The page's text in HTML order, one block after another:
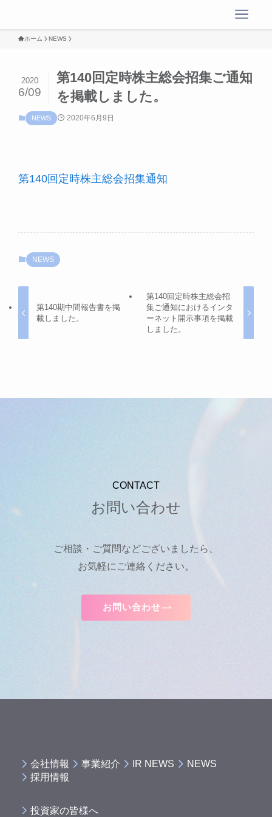
ホーム NEWS
第140回定時株主総会招集ご通知
を掲載しました。
2020
6/09
NEWS 2020年6月9日
第140回定時株主総会招集通知
NEWS
第140期中間報告書を掲
載しました。
第140回定時株主総会招
集ご通知におけるインタ
ーネット開示事項を掲載
しました。
CONTACT
お問い合わせ
ご相談・ご質問などございましたら、
お気軽にご連絡ください。
お問い合わせ
会社情報 事業紹介 IR NEWS
NEWS
採用情報
投資家の皆様へ